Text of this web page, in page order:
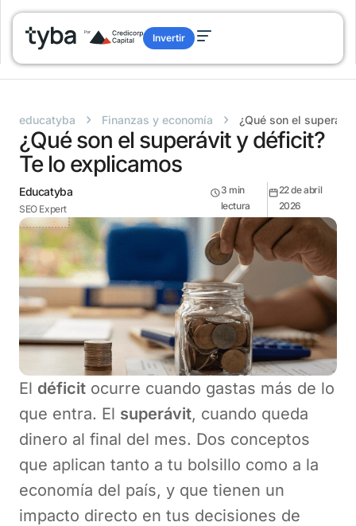
Invertir
educatyba › Finanzas y economía › ¿Qué son el
¿Qué son el superávit y déficit?
Te lo explicamos
Educatyba
SEO Expert
3 min
lectura
22 de abril
2026
El déficit ocurre cuando gastas más de lo
que entra. El superávit, cuando queda
dinero al final del mes. Dos conceptos
que aplican tanto a tu bolsillo como a la
economía del país, y que tienen un
impacto directo en tus decisiones de